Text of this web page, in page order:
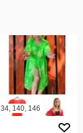
140, 146